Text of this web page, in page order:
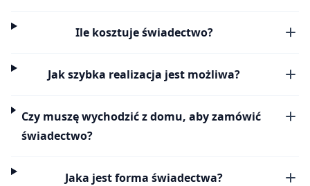
Ile kosztuje świadectwo?
Jak szybka realizacja jest możliwa?
Czy muszę wychodzić z domu, aby zamówić
świadectwo?
Jaka jest forma świadectwa?